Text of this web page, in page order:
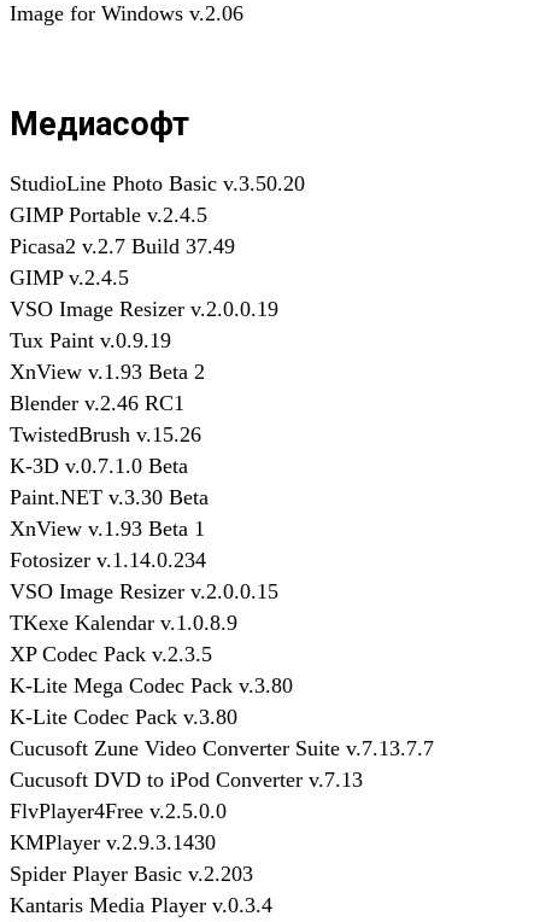
Image for Windows v.2.06
Медиасофт
StudioLine Photo Basic v.3.50.20
GIMP Portable v.2.4.5
Picasa2 v.2.7 Build 37.49
GIMP v.2.4.5
VSO Image Resizer v.2.0.0.19
Tux Paint v.0.9.19
XnView v.1.93 Beta 2
Blender v.2.46 RC1
TwistedBrush v.15.26
K-3D v.0.7.1.0 Beta
Paint.NET v.3.30 Beta
XnView v.1.93 Beta 1
Fotosizer v.1.14.0.234
VSO Image Resizer v.2.0.0.15
TKexe Kalendar v.1.0.8.9
XP Codec Pack v.2.3.5
K-Lite Mega Codec Pack v.3.80
K-Lite Codec Pack v.3.80
Cucusoft Zune Video Converter Suite v.7.13.7.7
Cucusoft DVD to iPod Converter v.7.13
FlvPlayer4Free v.2.5.0.0
KMPlayer v.2.9.3.1430
Spider Player Basic v.2.203
Kantaris Media Player v.0.3.4